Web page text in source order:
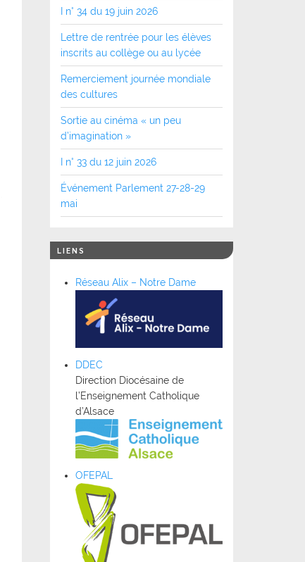
I n° 34 du 19 juin 2026
Lettre de rentrée pour les élèves
inscrits au collège ou au lycée
Remerciement journée mondiale
des cultures
Sortie au cinéma « un peu
d’imagination »
I n° 33 du 12 juin 2026
Événement Parlement 27-28-29
mai
LIENS
Réseau Alix – Notre Dame
DDEC
Direction Diocésaine de
l’Enseignement Catholique
d’Alsace
OFEPAL